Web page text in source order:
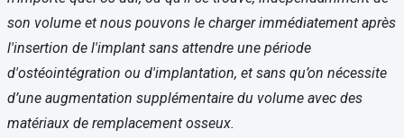
son volume et nous pouvons le charger immédiatement après
l'insertion de l'implant sans attendre une période
d'ostéointégration ou d'implantation, et sans qu’on nécessite
d’une augmentation supplémentaire du volume avec des
matériaux de remplacement osseux.